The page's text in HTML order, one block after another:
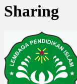
Sharing